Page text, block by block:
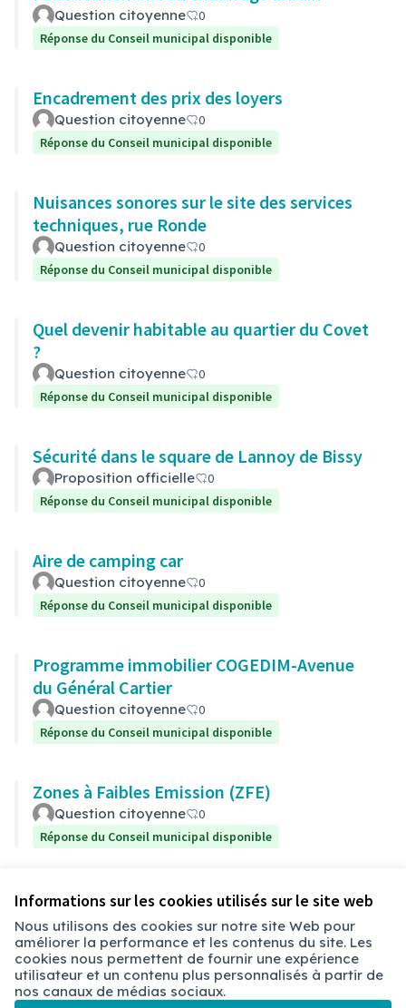
Informations sur les cookies utilisés sur le site web
Nous utilisons des cookies sur notre site Web pour
améliorer la performance et les contenus du site. Les
cookies nous permettent de fournir une expérience
utilisateur et un contenu plus personnalisés à partir de
nos canaux de médias sociaux.
Question citoyenne
0
Réponse du Conseil municipal disponible
Encadrement des prix des loyers
Question citoyenne
0
Réponse du Conseil municipal disponible
Nuisances sonores sur le site des services
techniques, rue Ronde
Question citoyenne
0
Réponse du Conseil municipal disponible
Quel devenir habitable au quartier du Covet
?
Question citoyenne
0
Réponse du Conseil municipal disponible
Sécurité dans le square de Lannoy de Bissy
Proposition officielle
0
Réponse du Conseil municipal disponible
Aire de camping car
Question citoyenne
0
Réponse du Conseil municipal disponible
Programme immobilier COGEDIM-Avenue
du Général Cartier
Question citoyenne
0
Réponse du Conseil municipal disponible
Zones à Faibles Emission (ZFE)
Question citoyenne
0
Réponse du Conseil municipal disponible
Conditions d'utilisation
Paramètres des cookies
Chambéry sur X
Chambéry sur Facebook
Chambéry sur Instagram